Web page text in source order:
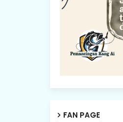
FAN PAGE